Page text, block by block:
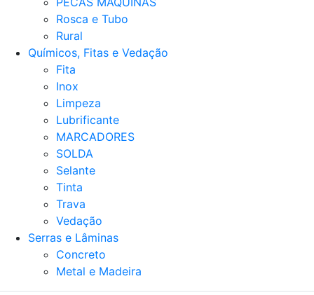
Rosca e Tubo
Rural
Químicos, Fitas e Vedação
Fita
Inox
Limpeza
Lubrificante
MARCADORES
SOLDA
Selante
Tinta
Trava
Vedação
Serras e Lâminas
Concreto
Metal e Madeira